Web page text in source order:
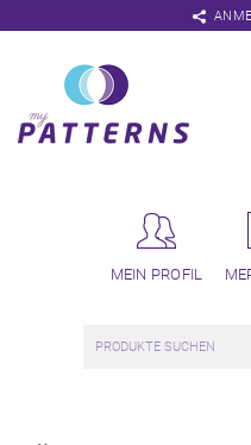
MEIN PROFIL